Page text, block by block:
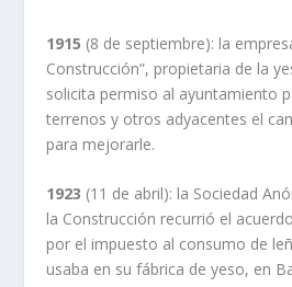
1915 (8 de septiembre): la
Construcción”, propietaria de la
solicita permiso al ayuntamiento
terrenos y otros adyacentes el
para mejorarle.
1923 (11 de abril): la Sociedad
la Construcción recurrió el
por el impuesto al consumo de
usaba en su fábrica de yeso, en